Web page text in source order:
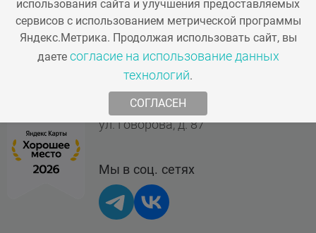
Восстановление зуба пломбой I, VI класс по
Блэку с использованием материалов светового
отверждения
+74952041523
Заказать звонок
info@artistom.ru
г. Одинцово,
ул. Говорова, д. 87
Мы в соц. сетях
использования сайта и улучшения предоставляемых
сервисов с использованием метрической программы
Яндекс.Метрика. Продолжая использовать сайт, вы
даете согласие на использование данных
технологий.
СОГЛАСЕН